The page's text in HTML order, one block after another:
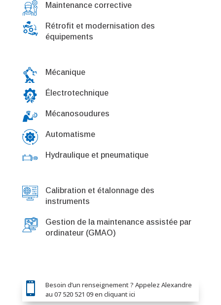
Maintenance corrective
Rétrofit et modernisation des
équipements
Mécanique
Électrotechnique
Mécanosoudures
Automatisme
Hydraulique et pneumatique
Calibration et étalonnage des
instruments
Gestion de la maintenance assistée par
ordinateur (GMAO)

Besoin d’un renseignement ? Appelez Alexandre
au 07 520 521 09 en cliquant ici